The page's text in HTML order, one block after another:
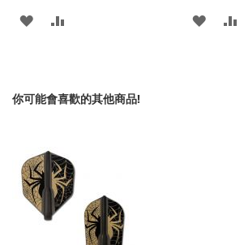
添
收
夾
比
添
你可能會喜歡的其他商品!